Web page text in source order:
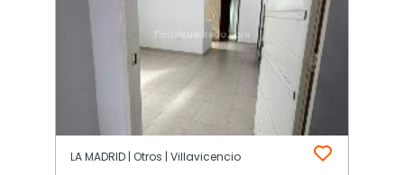
LA MADRID | Otros | Villavicencio